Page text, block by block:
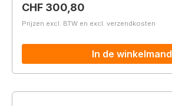
Normale prijs:
CHF 300,80
Prijzen excl. BTW en excl. verzendkosten
In de winkelmand